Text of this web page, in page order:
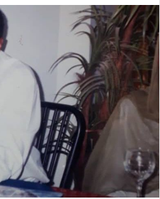
ر
د
ا
إ
ل
ك
ت